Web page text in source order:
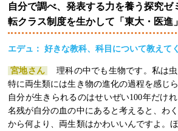
自分で調べ、発表する力を養う探究ゼ
転クラス制度を生かして「東大・医進
エデュ： 好きな教科、科目について教えて
宮地さん
理科の中でも生物です。私は
特に両生類には生き物の進化の過程を感じ
自分が生きられるのはせいぜい100年だけ
名残が自分の血の中にあると考えると、わ
から何より、両生類はかわいいんですよ。